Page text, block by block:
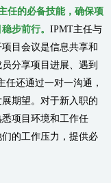
任的必备技能，确保项
步前行。 IPMT主任与
目会议是信息共享和
分享项目进展、遇到
还通过一对一沟通，
期望。对于新入职的
项目环境和工作任
的工作压力，提供必